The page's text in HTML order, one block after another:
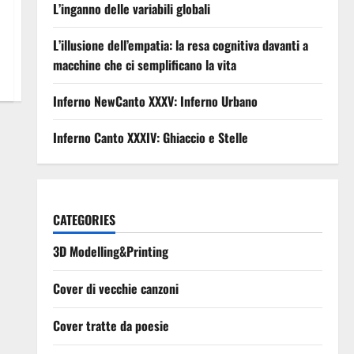
L’inganno delle variabili globali
L’illusione dell’empatia: la resa cognitiva davanti a
macchine che ci semplificano la vita
Inferno NewCanto XXXV: Inferno Urbano
Inferno Canto XXXIV: Ghiaccio e Stelle
CATEGORIES
3D Modelling&Printing
Cover di vecchie canzoni
Cover tratte da poesie